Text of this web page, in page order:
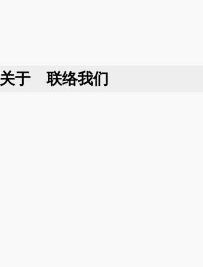
关于 联络我们